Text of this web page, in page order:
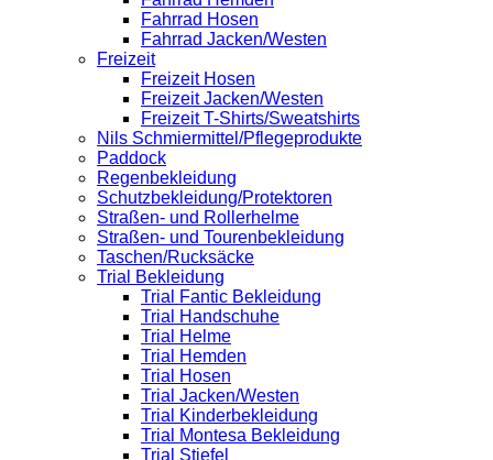
Fahrrad Hosen
Fahrrad Jacken/Westen
Freizeit
Freizeit Hosen
Freizeit Jacken/Westen
Freizeit T-Shirts/Sweatshirts
Nils Schmiermittel/Pflegeprodukte
Paddock
Regenbekleidung
Schutzbekleidung/Protektoren
Straßen- und Rollerhelme
Straßen- und Tourenbekleidung
Taschen/Rucksäcke
Trial Bekleidung
Trial Fantic Bekleidung
Trial Handschuhe
Trial Helme
Trial Hemden
Trial Hosen
Trial Jacken/Westen
Trial Kinderbekleidung
Trial Montesa Bekleidung
Trial Stiefel